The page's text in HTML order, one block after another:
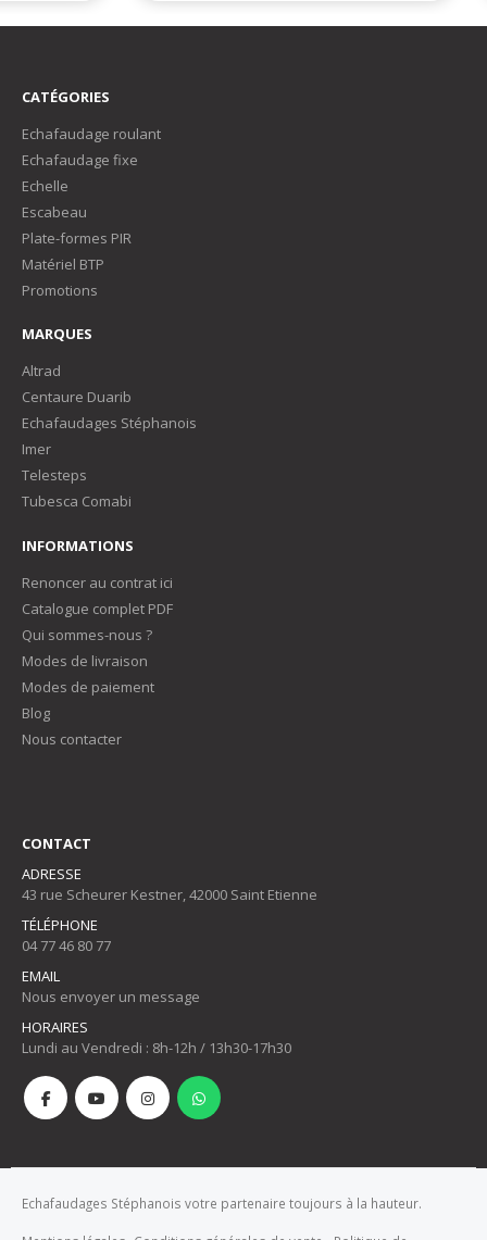
CATÉGORIES
Echafaudage roulant
Echafaudage fixe
Echelle
Escabeau
Plate-formes PIR
Matériel BTP
Promotions
MARQUES
Altrad
Centaure Duarib
Echafaudages Stéphanois
Imer
Telesteps
Tubesca Comabi
INFORMATIONS
Renoncer au contrat ici
Catalogue complet PDF
Qui sommes-nous ?
Modes de livraison
Modes de paiement
Blog
Nous contacter
CONTACT
ADRESSE
43 rue Scheurer Kestner, 42000 Saint Etienne
TÉLÉPHONE
04 77 46 80 77
EMAIL
Nous envoyer un message
HORAIRES
Lundi au Vendredi : 8h-12h / 13h30-17h30
Echafaudages Stéphanois votre partenaire toujours à la hauteur.